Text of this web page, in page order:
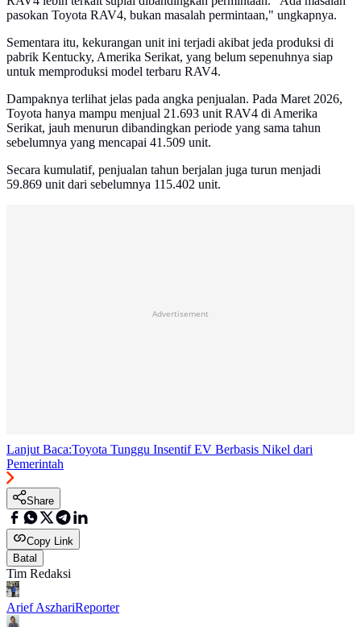
pasokan Toyota RAV4, bukan masalah permintaan," ungkapnya.
Sementara itu, kekurangan unit ini terjadi akibat jeda produksi di
pabrik Kentucky, Amerika Serikat, yang belum sepenuhnya siap
untuk memproduksi model terbaru RAV4.
Dampaknya terlihat jelas pada angka penjualan. Pada Maret 2026,
Toyota hanya mampu menjual 21.693 unit RAV4 di Amerika
Serikat, jauh menurun dibandingkan periode yang sama tahun
sebelumnya yang mencapai 41.509 unit.
Secara kumulatif, penjualan tahun berjalan juga turun menjadi
59.869 unit dari sebelumnya 115.402 unit.
Advertisement
Lanjut Baca:Toyota Tunggu Insentif EV Berbasis Nikel dari
Pemerintah
Share
Copy Link
Batal
Tim Redaksi
Arief AszhariReporter